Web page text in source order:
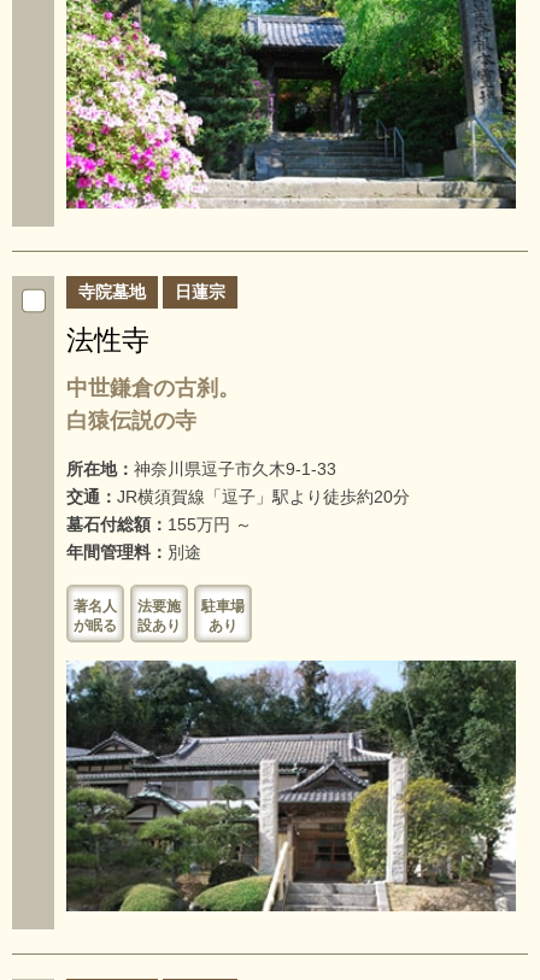
寺院墓地 日蓮宗
法性寺
中世鎌倉の古刹。
白猿伝説の寺
所在地： 神奈川県逗子市久木9-1-33
交通： JR横須賀線「逗子」駅より徒歩約20分
墓石付総額： 155万円 ～
年間管理料： 別途
著名人
が眠る
法要施
設あり
駐車場
あり